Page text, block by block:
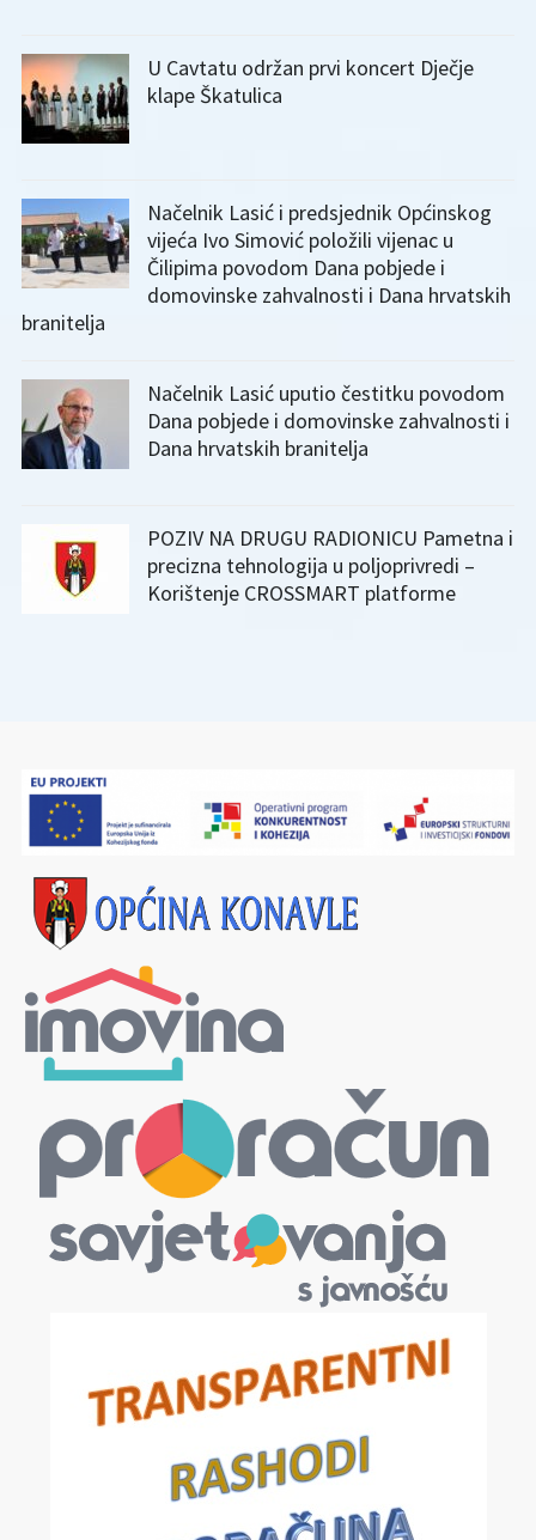
U Cavtatu održan prvi koncert Dječje
klape Škatulica
Načelnik Lasić i predsjednik Općinskog
vijeća Ivo Simović položili vijenac u
Čilipima povodom Dana pobjede i
domovinske zahvalnosti i Dana hrvatskih
branitelja
Načelnik Lasić uputio čestitku povodom
Dana pobjede i domovinske zahvalnosti i
Dana hrvatskih branitelja
POZIV NA DRUGU RADIONICU Pametna i
precizna tehnologija u poljoprivredi –
Korištenje CROSSMART platforme